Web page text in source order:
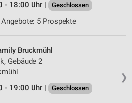
- 18:00 Uhr |
Geschlossen
Angebote: 5 Prospekte
❯
Bruckmühl
Gebäude 2
- 19:00 Uhr |
Geschlossen